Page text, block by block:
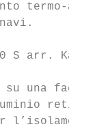
termo-
S arr. Kar
una